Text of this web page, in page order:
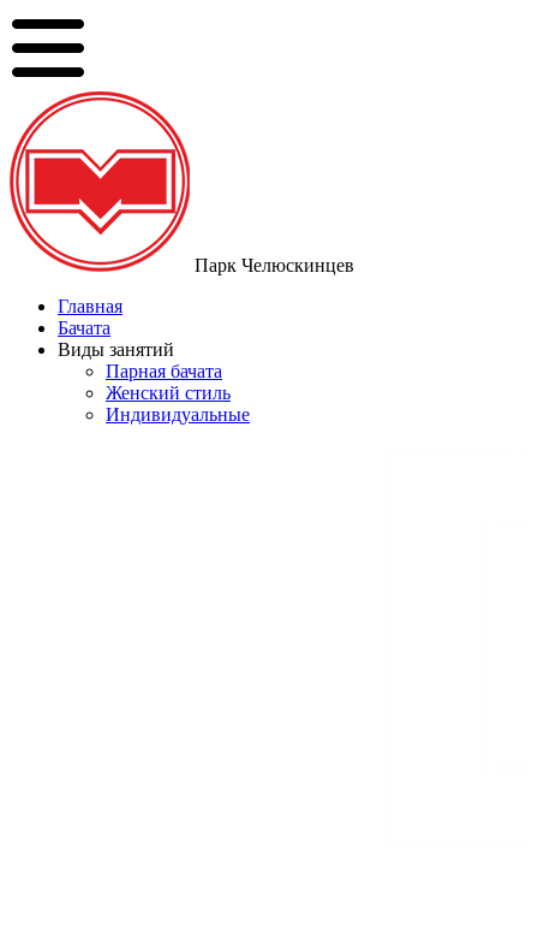
Парк Челюскинцев
Главная
Бачата
Виды занятий
Парная бачата
Женский стиль
Индивидуальные